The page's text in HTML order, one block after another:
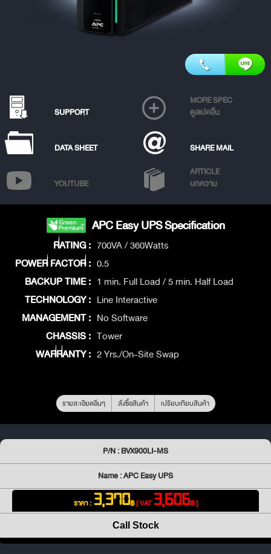
SUPPORT
MORE SPEC
ดูสเปคอื่น
DATA SHEET SHARE MAIL
YOUTUBE
ARTICLE
บทความ
APC Easy UPS Specification
RATING : 700VA / 360Watts
POWER FACTOR : 0.5
BACKUP TIME : 1 min. Full Load / 5 min. Half Load
TECHNOLOGY : Line Interactive
MANAGEMENT : No Software
CHASSIS : Tower
WARRANTY : 2 Yrs./On-Site Swap
รายละเอียดอื่นๆ สั่งซื้อสินค้า เปรียบเทียบสินค้า
P/N : BVX900LI-MS
Name : APC Easy UPS
ราคา : 3,370฿[ VAT3,606฿ ]
Call Stock